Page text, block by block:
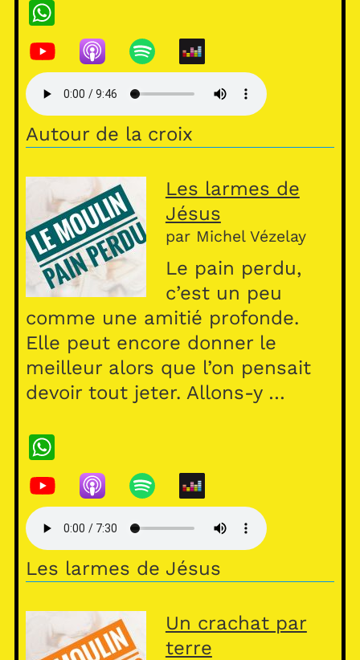
W
h
at
s
A
p
Autour de la croix
Les larmes de
Jésus
par Michel Vézelay
Le pain perdu,
c’est un peu
comme une amitié profonde.
Elle peut encore donner le
meilleur alors que l’on pensait
devoir tout jeter. Allons-y …
W
h
at
s
A
p
Les larmes de Jésus
Un crachat par
terre